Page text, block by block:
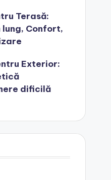
Terasă:
Confort,
Exterior:
dificilă